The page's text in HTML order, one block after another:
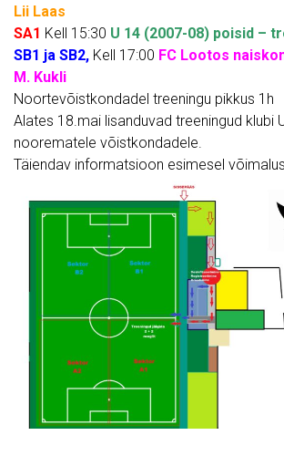
Lii Laas
SA1 Kell 15:30 U 14 (2007-08) poisid –
SB1 ja SB2, Kell 17:00 FC Lootos
M. Kukli
Noortevõistkondadel treeningu pikkus 1h
Alates 18.mai lisanduvad treeningud klubi
noorematele võistkondadele.
Täiendav informatsioon esimesel